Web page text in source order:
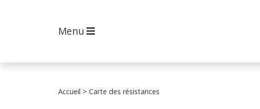
Menu
Accueil > Carte des résistances